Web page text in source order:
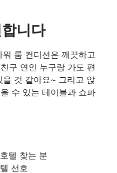
니다
룸 컨디션은 깨끗하고
구 연인 누구랑 가도 편
것 같아요~ 그리고 앉
수 있는 테이블과 쇼파
텔 찾는 분
선호